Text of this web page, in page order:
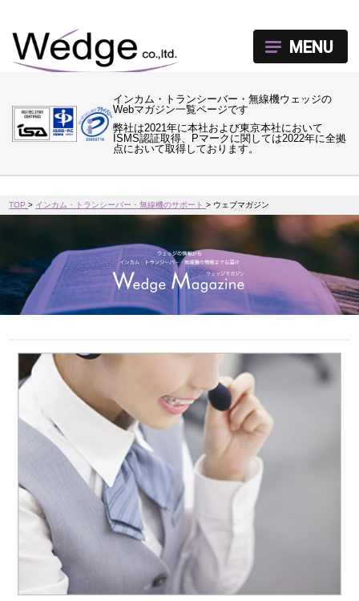
インカム・トランシーバー・無線機ウェッジの
Webマガジン一覧ページです
弊社は2021年に本社および東京本社において
ISMS認証取得、Pマークに関しては2022年に全拠
点において取得しております。
MENU
TOP> インカム・トランシーバー・無線機のサポート> ウェブマガジン